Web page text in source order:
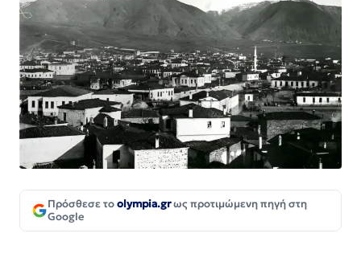
Πρόσθεσε τοolympia.grως προτιμώμενη πηγή στη
Google